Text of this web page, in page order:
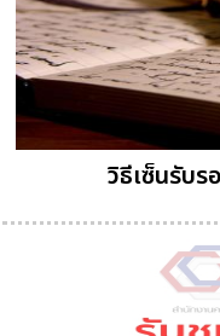
วิธีเซ็นรับ